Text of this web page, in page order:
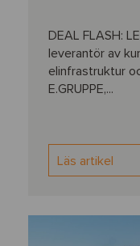
DEAL FLASH:
leverantör av
elinfrastruktur
E.GRUPPE,...
Läs artikel